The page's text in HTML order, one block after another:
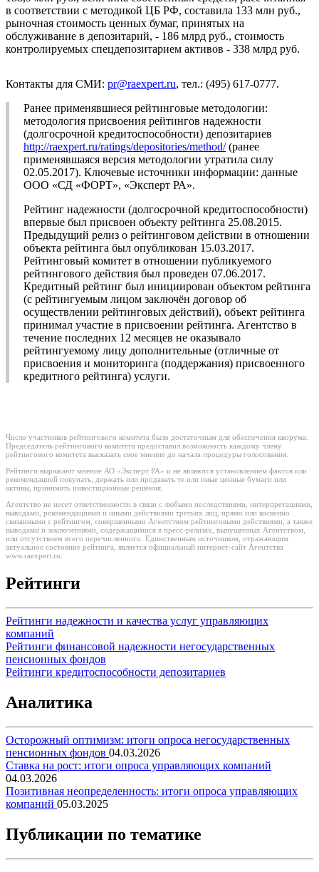
в соответствии с методикой ЦБ РФ, составила 133 млн руб.,
рыночная стоимость ценных бумаг, принятых на
обслуживание в депозитарий, - 186 млрд руб., стоимость
контролируемых спецдепозитарием активов - 338 млрд руб.
Контакты для СМИ: pr@raexpert.ru, тел.: (495) 617-0777.
Ранее применявшиеся рейтинговые методологии:
методология присвоения рейтингов надежности
(долгосрочной кредитоспособности) депозитариев
http://raexpert.ru/ratings/depositories/method/(ранее
применявшаяся версия методологии утратила силу
02.05.2017). Ключевые источники информации: данные
ООО «СД «ФОРТ», «Эксперт РА».
Рейтинг надежности (долгосрочной кредитоспособности)
впервые был присвоен объекту рейтинга 25.08.2015.
Предыдущий релиз о рейтинговом действии в отношении
объекта рейтинга был опубликован 15.03.2017.
Рейтинговый комитет в отношении публикуемого
рейтингового действия был проведен 07.06.2017.
Кредитный рейтинг был инициирован объектом рейтинга
(с рейтингуемым лицом заключён договор об
осуществлении рейтинговых действий), объект рейтинга
принимал участие в присвоении рейтинга. Агентство в
течение последних 12 месяцев не оказывало
рейтингуемому лицу дополнительные (отличные от
присвоения и мониторинга (поддержания) присвоенного
кредитного рейтинга) услуги.
Число участников рейтингового комитета было достаточным для обеспечения кворума.
Председатель рейтингового комитета предоставил возможность каждому члену
рейтингового комитета высказать свое мнение до начала процедуры голосования.
Рейтинги выражают мнение АО «Эксперт РА» и не являются установлением фактов или
рекомендацией покупать, держать или продавать те или иные ценные бумаги или
активы, принимать инвестиционные решения.
Агентство не несет ответственности в связи с любыми последствиями, интерпретациями,
выводами, рекомендациями и иными действиями третьих лиц, прямо или косвенно
связанными с рейтингом, совершенными Агентством рейтинговыми действиями, а также
выводами и заключениями, содержащимися в пресс-релизах, выпущенных Агентством,
или отсутствием всего перечисленного. Единственным источником, отражающим
актуальное состояние рейтинга, является официальный интернет-сайт Агентства
www.raexpert.ru.
Рейтинги
Рейтинги надежности и качества услуг управляющих
компаний
Рейтинги финансовой надежности негосударственных
пенсионных фондов
Рейтинги кредитоспособности депозитариев
Аналитика
Осторожный оптимизм: итоги опроса негосударственных
пенсионных фондов 04.03.2026
Ставка на рост: итоги опроса управляющих компаний
04.03.2026
Позитивная неопределенность: итоги опроса управляющих
компаний 05.03.2025
Публикации по тематике